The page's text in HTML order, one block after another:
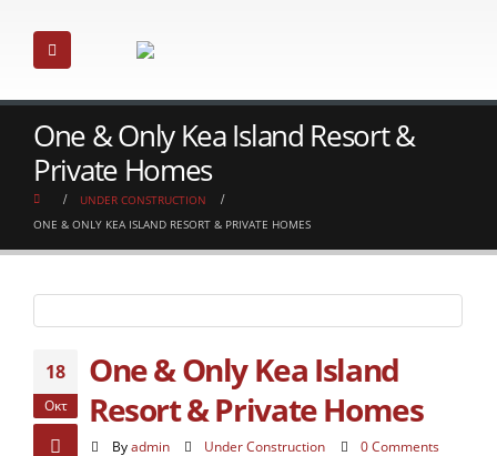
One & Only Kea Island Resort &
Private Homes
UNDER CONSTRUCTION
ONE & ONLY KEA ISLAND RESORT & PRIVATE HOMES
18
Οκτ
One & Only Kea Island
Resort & Private Homes
Byadmin Under Construction 0 Comments